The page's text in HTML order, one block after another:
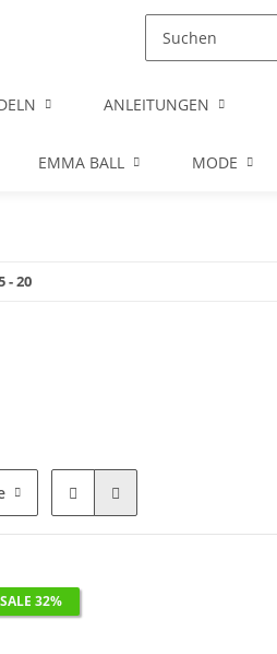
ANLEITUNGEN
EMMA BALL MODE
- 20
SALE 32%